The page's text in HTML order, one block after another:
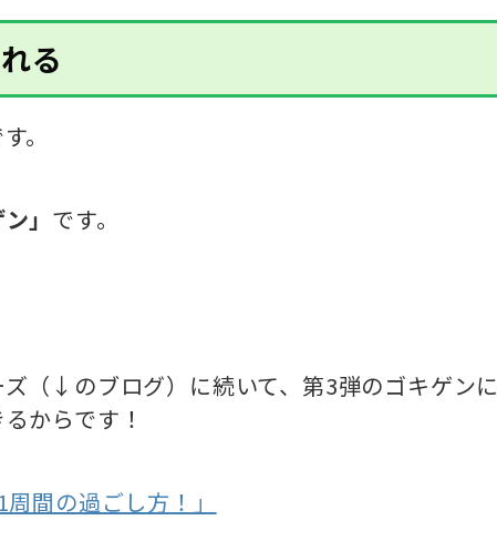
る
。
」 です。
（↓のブログ）に続いて、第3弾のゴキゲンに
からです！
間の過ごし方！」